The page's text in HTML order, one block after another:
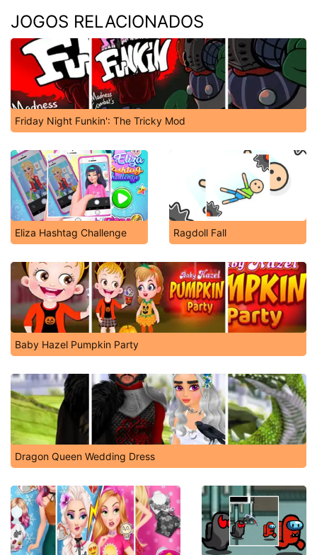
JOGOS RELACIONADOS
Friday Night Funkin': The Tricky Mod
Eliza Hashtag Challenge Ragdoll Fall
Baby Hazel Pumpkin Party
Dragon Queen Wedding Dress